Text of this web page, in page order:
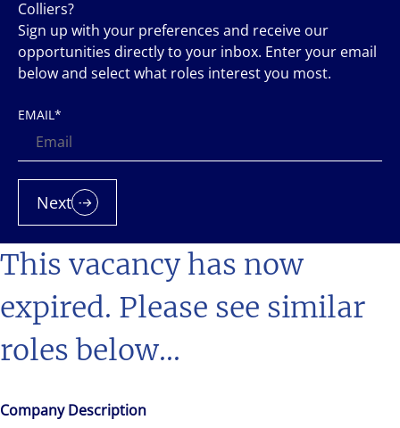
This vacancy has now
expired. Please see similar
roles below...
Company Description
Colliers?
Sign up with your preferences and receive our
opportunities directly to your inbox. Enter your email
below and select what roles interest you most.
EMAIL*
Next